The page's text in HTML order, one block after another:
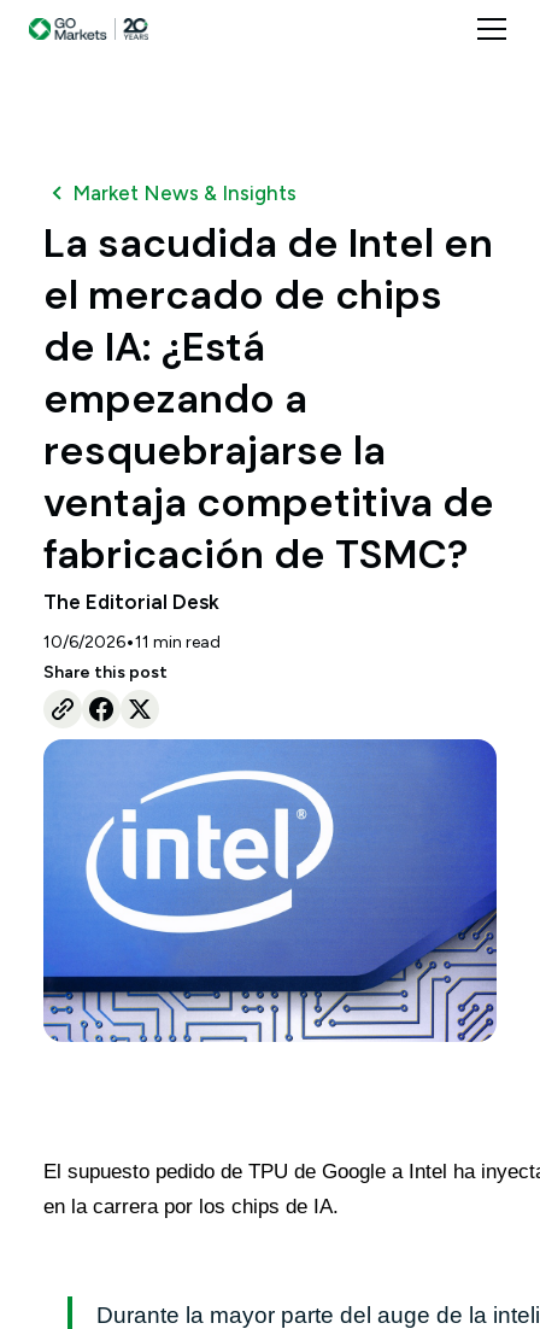
Market News & Insights
La sacudida de Intel en
el mercado de chips
de IA: ¿Está
empezando a
resquebrajarse la
ventaja competitiva de
fabricación de TSMC?
The Editorial Desk
10/6/2026•11 min read
Share this post
El supuesto pedido de TPU de Google a Intel ha
en la carrera por los chips de IA.
Durante la mayor parte del auge de la